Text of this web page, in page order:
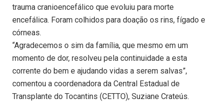
trauma cranioencefálico que evoluiu para morte
encefálica. Foram colhidos para doação os rins, fígado e
córneas.
“Agradecemos o sim da família, que mesmo em um
momento de dor, resolveu pela continuidade a esta
corrente do bem e ajudando vidas a serem salvas”,
comentou a coordenadora da Central Estadual de
Transplante do Tocantins (CETTO), Suziane Crateús.